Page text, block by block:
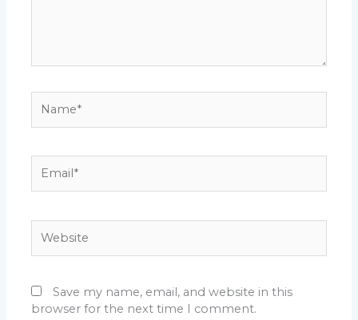
Save my name, email, and website in this
browser for the next time I comment.